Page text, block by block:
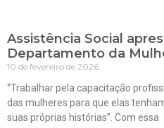
Assistência Social
Departamento da
10 de fevereiro de 2026
“Trabalhar pela capacitação
das mulheres para que elas
suas próprias histórias”. Com essa